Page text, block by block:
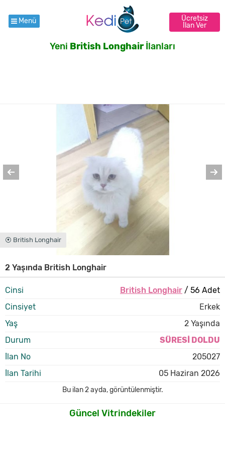
Menü
Ücretsiz
İlan Ver
Yeni British Longhair İlanları
⦿ British Longhair
2 Yaşında British Longhair
Cinsi British Longhair/ 56 Adet
Cinsiyet
Erkek
Yaş
2 Yaşında
Durum
SÜRESİ DOLDU
İlan No
205027
İlan Tarihi
05 Haziran 2026
Bu ilan2 ayda,görüntülenmiştir.
Güncel Vitrindekiler